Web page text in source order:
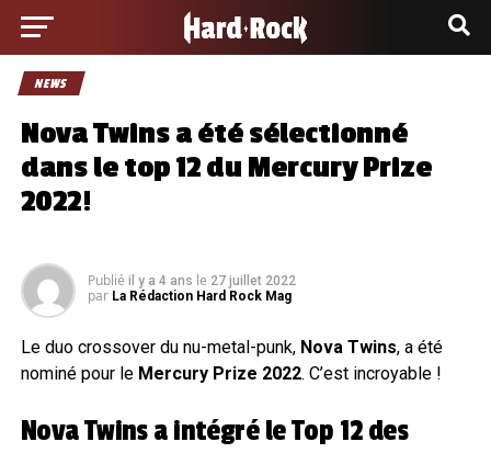
NEWS
Nova Twins a été sélectionné
dans le top 12 du Mercury Prize
2022!
Publié il y a 4 ans le 27 juillet 2022
par La Rédaction Hard Rock Mag
Le duo crossover du nu-metal-punk, Nova Twins, a été
nominé pour leMercury Prize 2022. C’est incroyable !
Nova Twins a intégré le Top 12 des